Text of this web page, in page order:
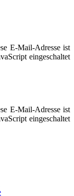
E-Mail-Adresse ist
eingeschaltet
E-Mail-Adresse ist
eingeschaltet